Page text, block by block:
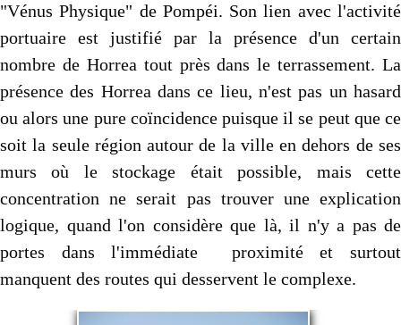
"Vénus Physique" de Pompéi. Son lien avec l'activité
portuaire est justifié par la présence d'un certain
nombre de Horrea tout près dans le terrassement. La
présence des Horrea dans ce lieu, n'est pas un hasard
ou alors une pure coïncidence puisque il se peut que ce
soit la seule région autour de la ville en dehors de ses
murs où le stockage était possible, mais cette
concentration ne serait pas trouver une explication
logique, quand l'on considère que là, il n'y a pas de
portes dans l'immédiate proximité et surtout
manquent des routes qui desservent le complexe.